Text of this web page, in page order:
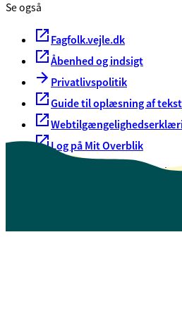
Se også
Fagfolk.vejle.dk
Åbenhed og indsigt
Privatlivspolitik
Guide til oplæsning af tekst
Log på Mit Overblik